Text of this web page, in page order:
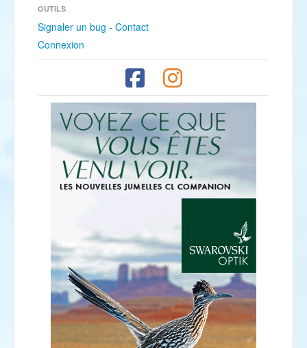
OUTILS
Signaler un bug - Contact
Connexion